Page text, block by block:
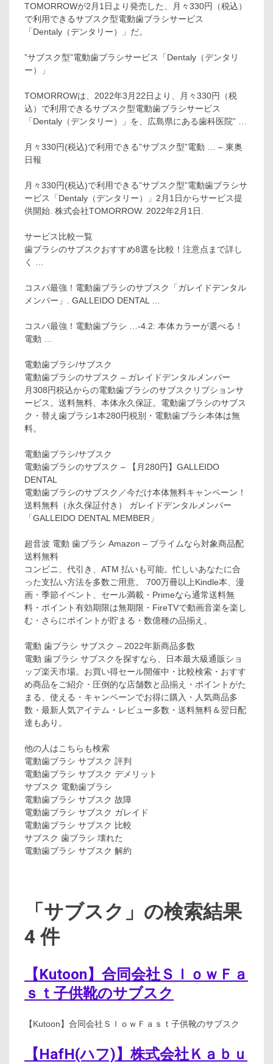
TOMORROWが2月1日より発売した、月々330円（税込）
で利用できるサブスク型電動歯ブラシサービス
「Dentaly（デンタリー）」だ。
”サブスク型”電動歯ブラシサービス「Dentaly（デンタリ
ー）」
TOMORROWは、2022年3月22日より、月々330円（税
込）で利用できるサブスク型電動歯ブラシサービス
「Dentaly（デンタリー）」を、広島県にある歯科医院” …
月々330円(税込)で利用できる”サブスク型”電動 … – 東奥
日報
月々330円(税込)で利用できる”サブスク型”電動歯ブラシサ
ービス「Dentaly（デンタリー）」2月1日からサービス提
供開始. 株式会社TOMORROW. 2022年2月1日.
サービス比較一覧
歯ブラシのサブスクおすすめ8選を比較！注意点まで詳し
く …
コスパ最強！電動歯ブラシのサブスク「ガレイドデンタル
メンバー」. GALLEIDO DENTAL …
コスパ最強！電動歯ブラシ …-4.2: 本体カラーが選べる！
電動 …
電動歯ブラシ/サブスク
電動歯ブラシのサブスク – ガレイドデンタルメンバー
月308円税込からの電動歯ブラシのサブスクリプションサ
ービス。送料無料、本体永久保証。電動歯ブラシのサブス
ク・替え歯ブラシ1本280円税別・電動歯ブラシ本体は無
料。
電動歯ブラシ/サブスク
電動歯ブラシのサブスク – 【月280円】GALLEIDO
DENTAL
電動歯ブラシのサブスク／今だけ本体無料キャンペーン！
送料無料（永久保証付き） ガレイドデンタルメンバー
「GALLEIDO DENTAL MEMBER」
超音波 電動 歯ブラシ Amazon – プライムなら対象商品配
送料無料
コンビニ、代引き、ATM 払いも可能。忙しいあなたに合
った支払い方法を多数ご用意。 700万冊以上Kindle本、漫
画・季節イベント、セール満載・Primeなら通常送料無
料・ポイント有効期限は無期限・FireTVで動画音楽を楽し
む・さらにポイントが貯まる・数億種の品揃え。
電動 歯ブラシ サブスク – 2022年新商品多数
電動 歯ブラシ サブスクを探すなら、日本最大級通販ショ
ップ楽天市場。お買い得セール開催中・比較検索・おすす
め商品をご紹介・圧倒的な店舗数と品揃え・ポイントがた
まる、使える・キャンペーンでお得に購入・人気商品多
数・最新人気アイテム・レビュー多数・送料無料＆翌日配
達もあり。
他の人はこちらも検索
電動歯ブラシ サブスク 評判
電動歯ブラシ サブスク デメリット
サブスク 電動歯ブラシ
電動歯ブラシ サブスク 故障
電動歯ブラシ サブスク ガレイド
電動歯ブラシ サブスク 比較
サブスク 歯ブラシ 壊れた
電動歯ブラシ サブスク 解約
「サブスク」の検索結果
4 件
【Kutoon】合同会社ＳｌｏｗＦａ
ｓｔ子供靴のサブスク
【Kutoon】合同会社ＳｌｏｗＦａｓｔ子供靴のサブスク
【HafH(ハフ)】株式会社Ｋａｂｕ